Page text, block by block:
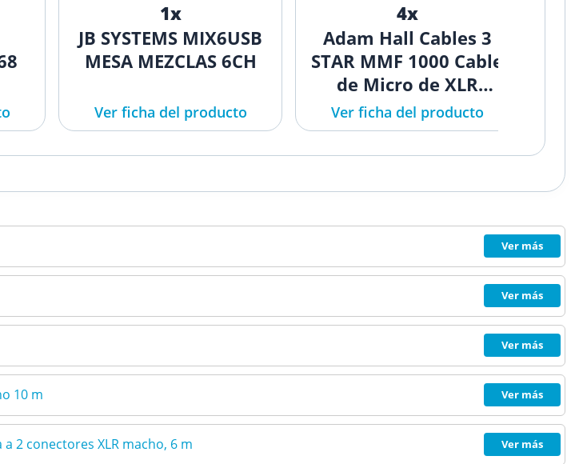
1x
JB SYSTEMS MIX6USB
MESA MEZCLAS 6CH
Ver ficha del producto
4x
Adam Hall Cables 3
STAR MMF 1000 Cable
de Micro de XLR
hembra a XLR macho
10 m
Ver ficha del producto
Ver más
Ver más
Ver más
10 m Ver más
2 conectores XLR macho, 6 m Ver más